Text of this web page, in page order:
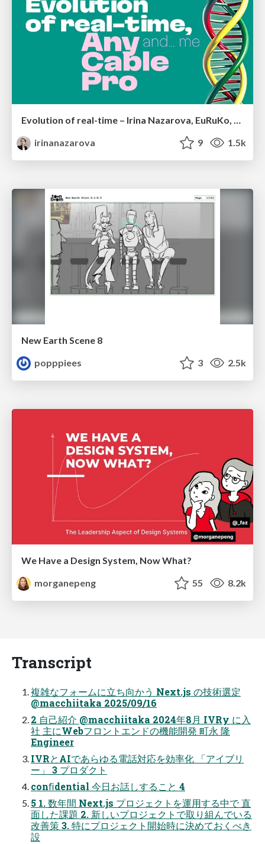
irinanazarova
9 1.5k
New Earth Scene 8
popppiees
3 2.5k
We Have a Design System, Now What?
morganepeng
55 8.2k
Transcript
複雑なフォームに⽴ち向かう Next.js の技術選定
@macchiitaka 2025/09/16
2 ⾃⼰紹介 @macchiitaka 2024年8⽉ IVRy に⼊
社 主にWebフロントエンドの機能開発 町永 隆
Engineer
IVRとAIであらゆる電話対応を効率化 「アイブリ
ー」 3 プロダクト
conﬁdential 今⽇お話しすること 4
5 1. 数年間 Next.js プロジェクトを運⽤する中で 直
⾯した課題 2. 新しいプロジェクトで取り組んでいる
改善策 3. 特にプロジェクト開始時に決めておくべき
設